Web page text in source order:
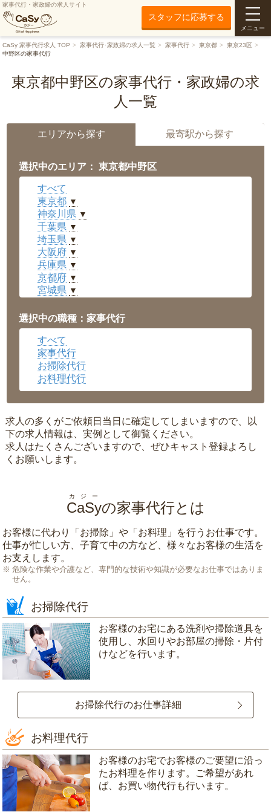
家事代行・家政婦の求人サイト
スタッフに応募する
メニュー
CaSy 家事代行求人 TOP 家事代行･家政婦の求人一覧 家事代行 東京都
東京23区
中野区の家事代行
東京都中野区の家事代行・家政婦の求
人一覧
エリアから探す 最寄駅から探す
選択中のエリア： 東京都中野区
すべて
東京都 ▼
神奈川県 ▼
千葉県 ▼
埼玉県 ▼
大阪府 ▼
兵庫県 ▼
京都府 ▼
宮城県 ▼
福井県 ▼
岡山県 ▼
広島県
沖縄県 ▼
選択中の職種：家事代行
すべて
家事代行
お掃除代行
お料理代行
求人の多くがご依頼日当日に確定してしまいますので、以
下の求人情報は、実例として御覧ください。
求人はたくさんございますので、ぜひキャスト登録よろし
くお願いします。
CaSy
カジー
の家事代行とは
お客様に代わり「 お掃除 」や「 お料理 」を行うお仕事です。
仕事が忙しい方、子育て中の方など、様々なお客様の生活を
お支えします。
危険な作業や介護など、専門的な技術や知識が必要なお仕事ではありま
せん。
お掃除代行
お客様のお宅にある洗剤や掃除道具を
使用し、水回りやお部屋の掃除・片付
けなどを行います。
お掃除代行のお仕事詳細
お料理代行
お客様のお宅でお客様のご要望に沿っ
たお料理を作ります。ご希望があれ
ば、お買い物代行も行います。